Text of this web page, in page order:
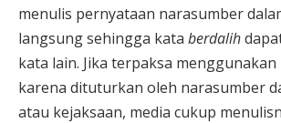
menulis pernyataan narasumber
langsung sehingga kata berdalih
kata lain. Jika terpaksa menggunakan
karena dituturkan oleh narasumber
atau kejaksaan, media cukup